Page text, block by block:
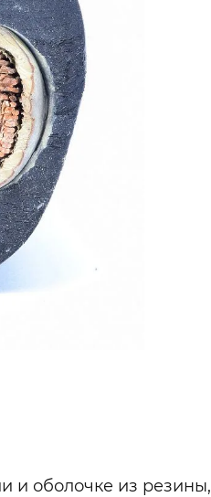
и оболочке из резины,